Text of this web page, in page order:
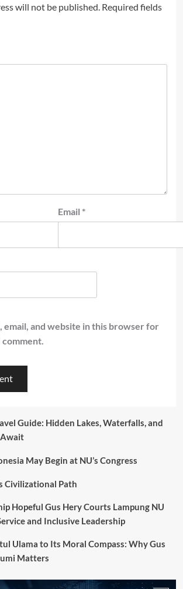
will not be published. Required fields
Email *
email, and website in this browser for
Guide: Hidden Lakes, Waterfalls, and
May Begin at NU’s Congress
Civilizational Path
Hopeful Gus Hery Courts Lampung NU
and Inclusive Leadership
Ulama to Its Moral Compass: Why Gus
Matters